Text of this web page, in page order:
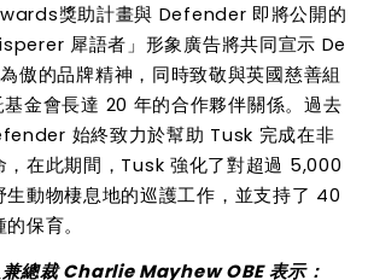
獎助計畫與 Defender 即將公開的
犀語者」形象廣告將共同宣示 De
傲的品牌精神，同時致敬與英國慈善組
基金會長達 20 年的合作夥伴關係。過去
始終致力於幫助 Tusk 完成在非
在此期間， Tusk 強化了對超過 5,000
生動物棲息地的巡護工作，並支持了 40
保育。
總裁Charlie Mayhew OBE表示：